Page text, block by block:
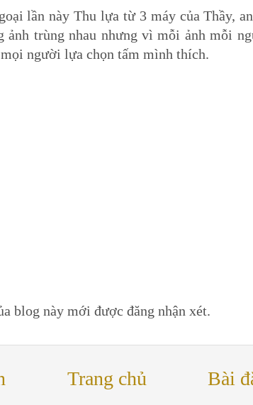
lần này Thu lựa từ 3 máy của Thầy,
ảnh trùng nhau nhưng vì mỗi ảnh mỗi
người lựa chọn tấm mình thích.
blog này mới được đăng nhận xét.
Bài
Trang chủ